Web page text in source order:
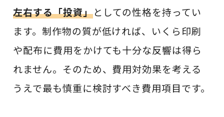
左右する「投資」としての性格を持ってい
ます。制作物の質が低ければ、いくら印刷
や配布に費用をかけても十分な反響は得ら
れません。そのため、費用対効果を考える
うえで最も慎重に検討すべき費用項目です。